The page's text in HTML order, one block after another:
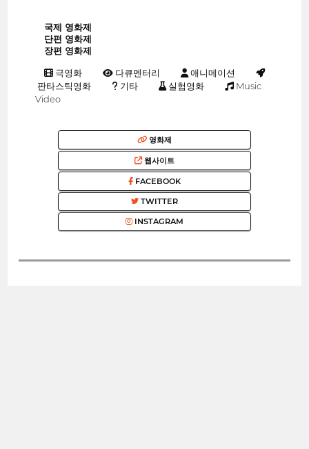
국제 영화제
단편 영화제
장편 영화제
극영화 다큐멘터리
애니메이션
판타스틱영화
기타 실험영화
Music
Video
영화제
웹사이트
FACEBOOK
TWITTER
INSTAGRAM